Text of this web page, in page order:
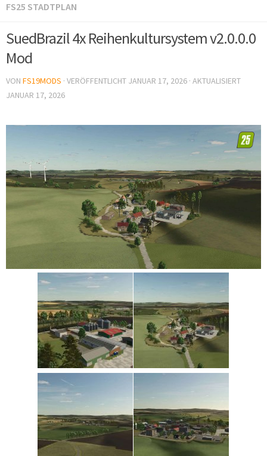
FS25 STADTPLAN
SuedBrazil 4x Reihenkultursystem v2.0.0.0
Mod
VON FS19MODS · VERÖFFENTLICHT JANUAR 17, 2026 · AKTUALISIERT
JANUAR 17, 2026